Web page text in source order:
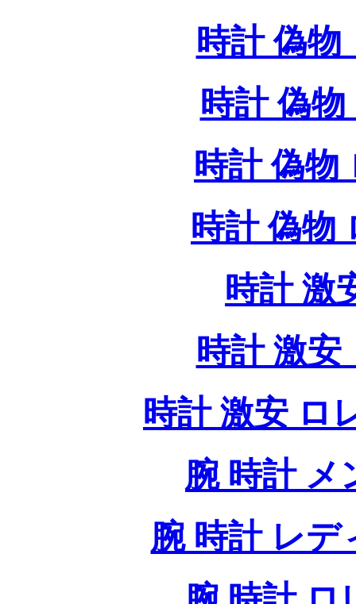
時計 偽物
時計 偽
時計 偽物
時計 偽物
時計 激
時計 激安
時計 激安 ロ
腕 時計 メ
腕 時計 レデ